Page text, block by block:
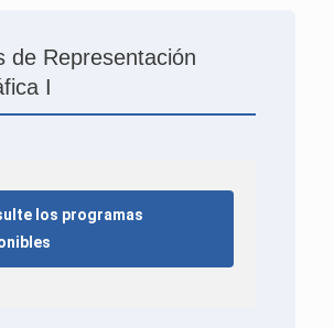
de Representación
I
los programas